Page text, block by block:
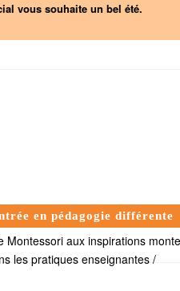
vous souhaite un bel été.
en pédagogie différente
Montessori aux inspirations
les pratiques enseignantes /